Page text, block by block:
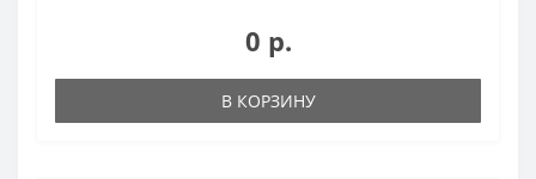
0 р.
В КОРЗИНУ